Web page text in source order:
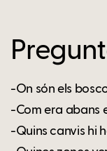
-On són els
-Com era abans
-Quins canvis hi